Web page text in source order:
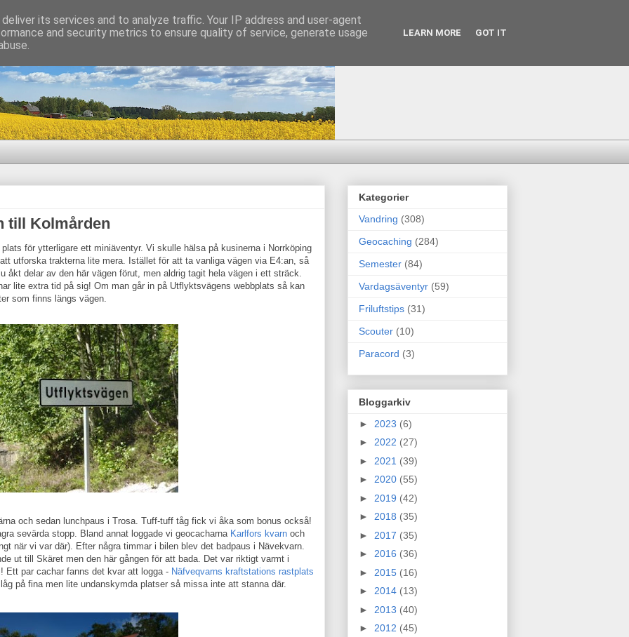
till Kolmården
för ytterligare ett miniäventyr. Vi skulle hälsa på kusinerna i Norrköping
utforska trakterna lite mera. Istället för att ta vanliga vägen via E4:an, så
åkt delar av den här vägen förut, men aldrig tagit hela vägen i ett sträck.
lite extra tid på sig! Om man går in på Utflyktsvägens webbplats så kan
som finns längs vägen.
och sedan lunchpaus i Trosa. Tuff-tuff tåg fick vi åka som bonus också!
sevärda stopp. Bland annat loggade vi geocacharna Karlfors kvarn och
när vi var där). Efter några timmar i bilen blev det badpaus i Nävekvarn.
ut till Skäret men den här gången för att bada. Det var riktigt varmt i
Ett par cachar fanns det kvar att logga - Näfveqvarns kraftstations rastplats
på fina men lite undanskymda platser så missa inte att stanna där.
Kategorier
Vandring (308)
Geocaching (284)
Semester (84)
Vardagsäventyr (59)
Friluftstips (31)
Scouter (10)
Paracord (3)
Bloggarkiv
► 2023 (6)
► 2022 (27)
► 2021 (39)
► 2020 (55)
► 2019 (42)
► 2018 (35)
► 2017 (35)
► 2016 (36)
► 2015 (16)
► 2014 (13)
► 2013 (40)
► 2012 (45)
its services and to analyze traffic. Your IP address and user-agent
and security metrics to ensure quality of service, generate usage
LEARN MORE GOT IT